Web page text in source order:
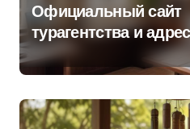
Официальный сайт
турагентства и
продаж по регионам